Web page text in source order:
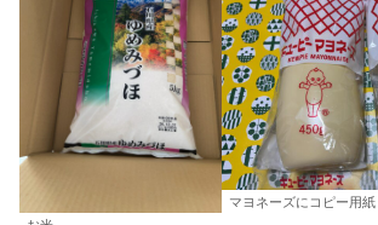
マヨネーズにコピー用紙